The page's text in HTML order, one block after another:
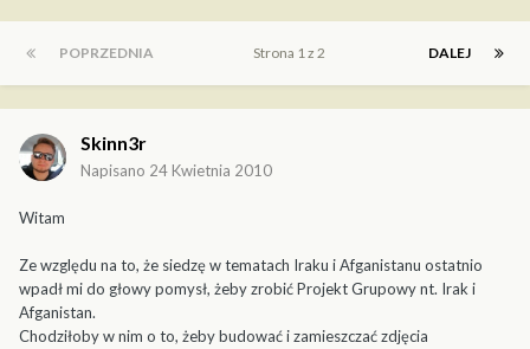
POPRZEDNIA DALEJ
Strona 1 z 2
Skinn3r
Napisano 24 Kwietnia 2010
Witam
Ze względu na to, że siedzę w tematach Iraku i Afganistanu ostatnio
wpadł mi do głowy pomysł, żeby zrobić Projekt Grupowy nt. Irak i
Afganistan.
Chodziłoby w nim o to, żeby budować i zamieszczać zdjęcia